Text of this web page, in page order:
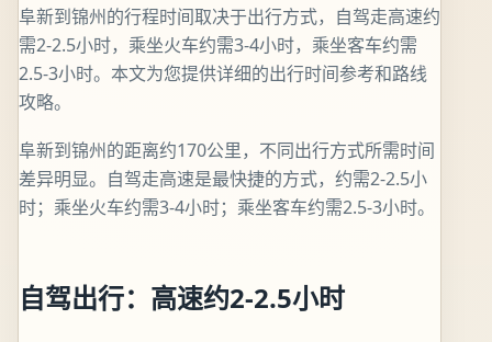
阜新到锦州的行程时间取决于出行方式，自驾走高速约
需2-2.5小时，乘坐火车约需3-4小时，乘坐客车约需
2.5-3小时。本文为您提供详细的出行时间参考和路线
攻略。
阜新到锦州的距离约170公里，不同出行方式所需时间
差异明显。自驾走高速是最快捷的方式，约需2-2.5小
时；乘坐火车约需3-4小时；乘坐客车约需2.5-3小时。
自驾出行：高速约2-2.5小时